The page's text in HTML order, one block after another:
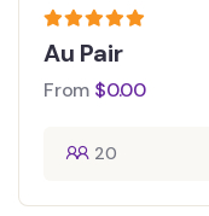
Au Pair
From $0.00
20